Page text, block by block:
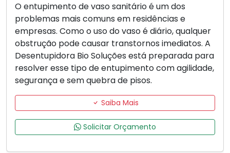
O entupimento de vaso sanitário é um dos
problemas mais comuns em residências e
empresas. Como o uso do vaso é diário, qualquer
obstrução pode causar transtornos imediatos. A
Desentupidora Bio Soluções está preparada para
resolver esse tipo de entupimento com agilidade,
segurança e sem quebra de pisos.
Saiba Mais
Solicitar Orçamento